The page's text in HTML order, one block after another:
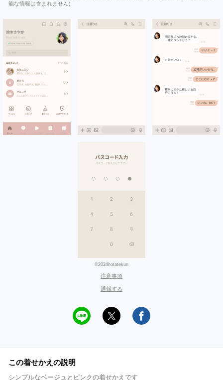
能な情報は含まれません)
©2024hotatekun
注意事項
通報する
この着せかえの説明
シンプルなベージュとピンクの着せかえです